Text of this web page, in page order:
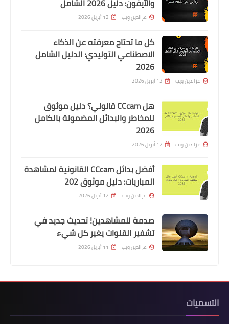
والآيفون: دليل 2026 الشامل
عزالدين ويب 12 أبريل 2026
كل ما تحتاج معرفته عن الذكاء
الاصطناعي التوليدي: الدليل الشامل
2026
عزالدين ويب 12 أبريل 2026
هل CCcam قانوني؟ دليل موثوق
للمخاطر والبدائل المضمونة بالكامل
2026
عزالدين ويب 12 أبريل 2026
أفضل بدائل CCcam القانونية لمشاهدة
المباريات: دليل موثوق 202
عزالدين ويب 12 أبريل 2026
صدمة للمشاهدين! تحديث جديد في
تشفير القنوات يغير كل شيء
عزالدين ويب 11 أبريل 2026
التسميات